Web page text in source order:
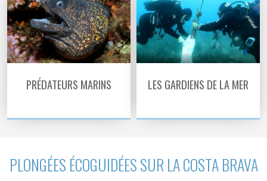
PRÉDATEURS MARINS LES GARDIENS DE LA MER
PLONGÉES ÉCOGUIDÉES SUR LA COSTA BRAVA